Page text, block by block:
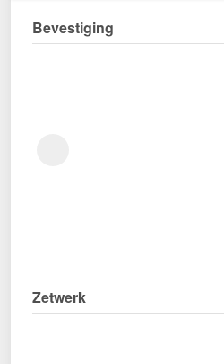
Bevestiging
Zetwerk